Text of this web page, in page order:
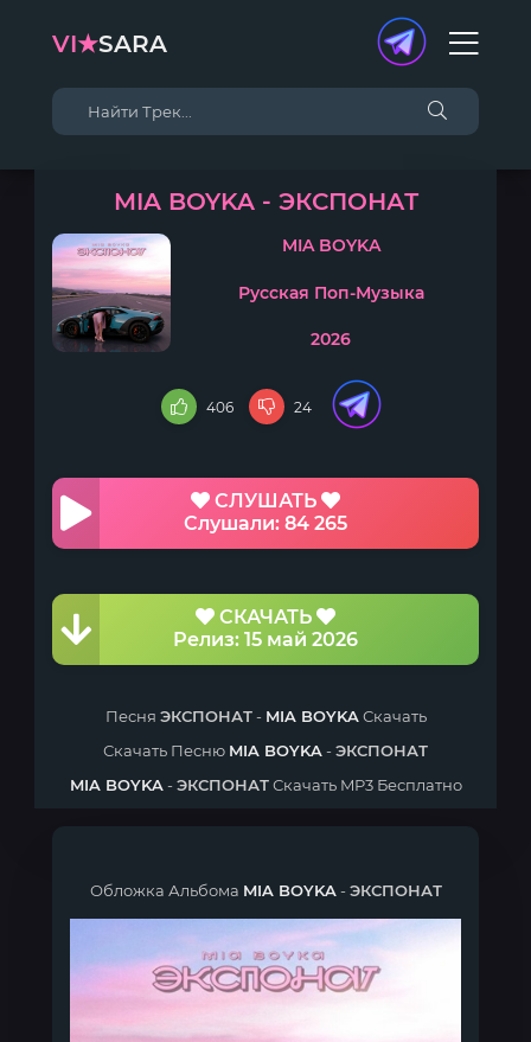
VI★SARA
MIA BOYKA - ЭКСПОНАТ
MIA BOYKA
Русская Поп-Музыка
2026
406 24
СЛУШАТЬ
Слушали: 84 265
СКАЧАТЬ
Релиз: 15 май 2026
Песня ЭКСПОНАТ- MIA BOYKAСкачать
Скачать Песню MIA BOYKA-ЭКСПОНАТ
MIA BOYKA-ЭКСПОНАТСкачать MP3 Бесплатно
Обложка Альбома MIA BOYKA-ЭКСПОНАТ